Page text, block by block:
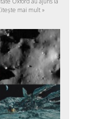
mai mult »